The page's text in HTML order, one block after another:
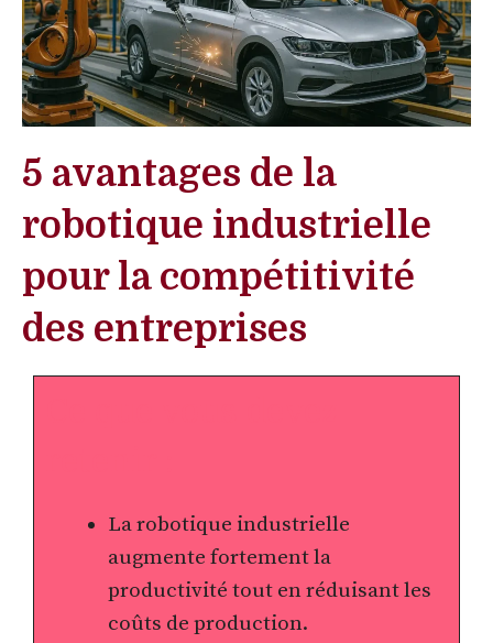
5 avantages de la
robotique industrielle
pour la compétitivité
des entreprises
La robotique industrielle
augmente fortement la
productivité tout en réduisant les
coûts de production.